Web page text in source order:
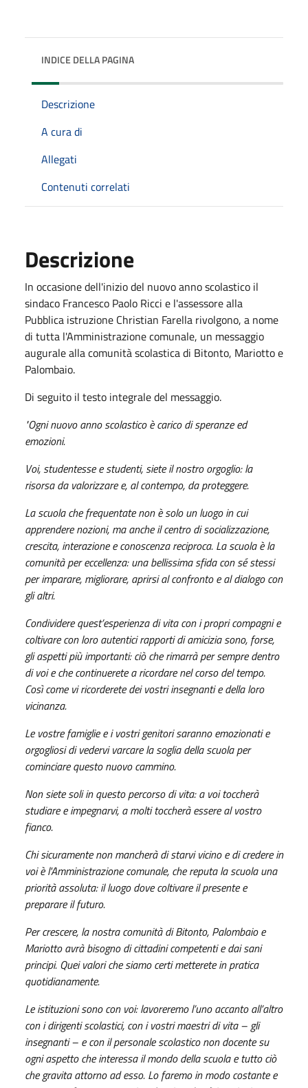
INDICE DELLA PAGINA
Descrizione
A cura di
Allegati
Contenuti correlati
Descrizione
In occasione dell'inizio del nuovo anno scolastico il
sindaco Francesco Paolo Ricci e l'assessore alla
Pubblica istruzione Christian Farella rivolgono, a nome
di tutta l'Amministrazione comunale, un messaggio
augurale alla comunità scolastica di Bitonto, Mariotto e
Palombaio.
Di seguito il testo integrale del messaggio.
"Ogni nuovo anno scolastico è carico di speranze ed
emozioni.
Voi, studentesse e studenti, siete il nostro orgoglio: la
risorsa da valorizzare e, al contempo, da proteggere.
La scuola che frequentate non è solo un luogo in cui
apprendere nozioni, ma anche il centro di socializzazione,
crescita, interazione e conoscenza reciproca. La scuola è la
comunità per eccellenza: una bellissima sfida con sé stessi
per imparare, migliorare, aprirsi al confronto e al dialogo con
gli altri.
Condividere quest’esperienza di vita con i propri compagni e
coltivare con loro autentici rapporti di amicizia sono, forse,
gli aspetti più importanti: ciò che rimarrà per sempre dentro
di voi e che continuerete a ricordare nel corso del tempo.
Così come vi ricorderete dei vostri insegnanti e della loro
vicinanza.
Le vostre famiglie e i vostri genitori saranno emozionati e
orgogliosi di vedervi varcare la soglia della scuola per
cominciare questo nuovo cammino.
Non siete soli in questo percorso di vita: a voi toccherà
studiare e impegnarvi, a molti toccherà essere al vostro
fianco.
Chi sicuramente non mancherà di starvi vicino e di credere in
voi è l'Amministrazione comunale, che reputa la scuola una
priorità assoluta: il luogo dove coltivare il presente e
preparare il futuro.
Per crescere, la nostra comunità di Bitonto, Palombaio e
Mariotto avrà bisogno di cittadini competenti e dai sani
principi. Quei valori che siamo certi metterete in pratica
quotidianamente.
Le istituzioni sono con voi: lavoreremo l’uno accanto all’altro
con i dirigenti scolastici, con i vostri maestri di vita – gli
insegnanti – e con il personale scolastico non docente su
ogni aspetto che interessa il mondo della scuola e tutto ciò
che gravita attorno ad esso. Lo faremo in modo costante e